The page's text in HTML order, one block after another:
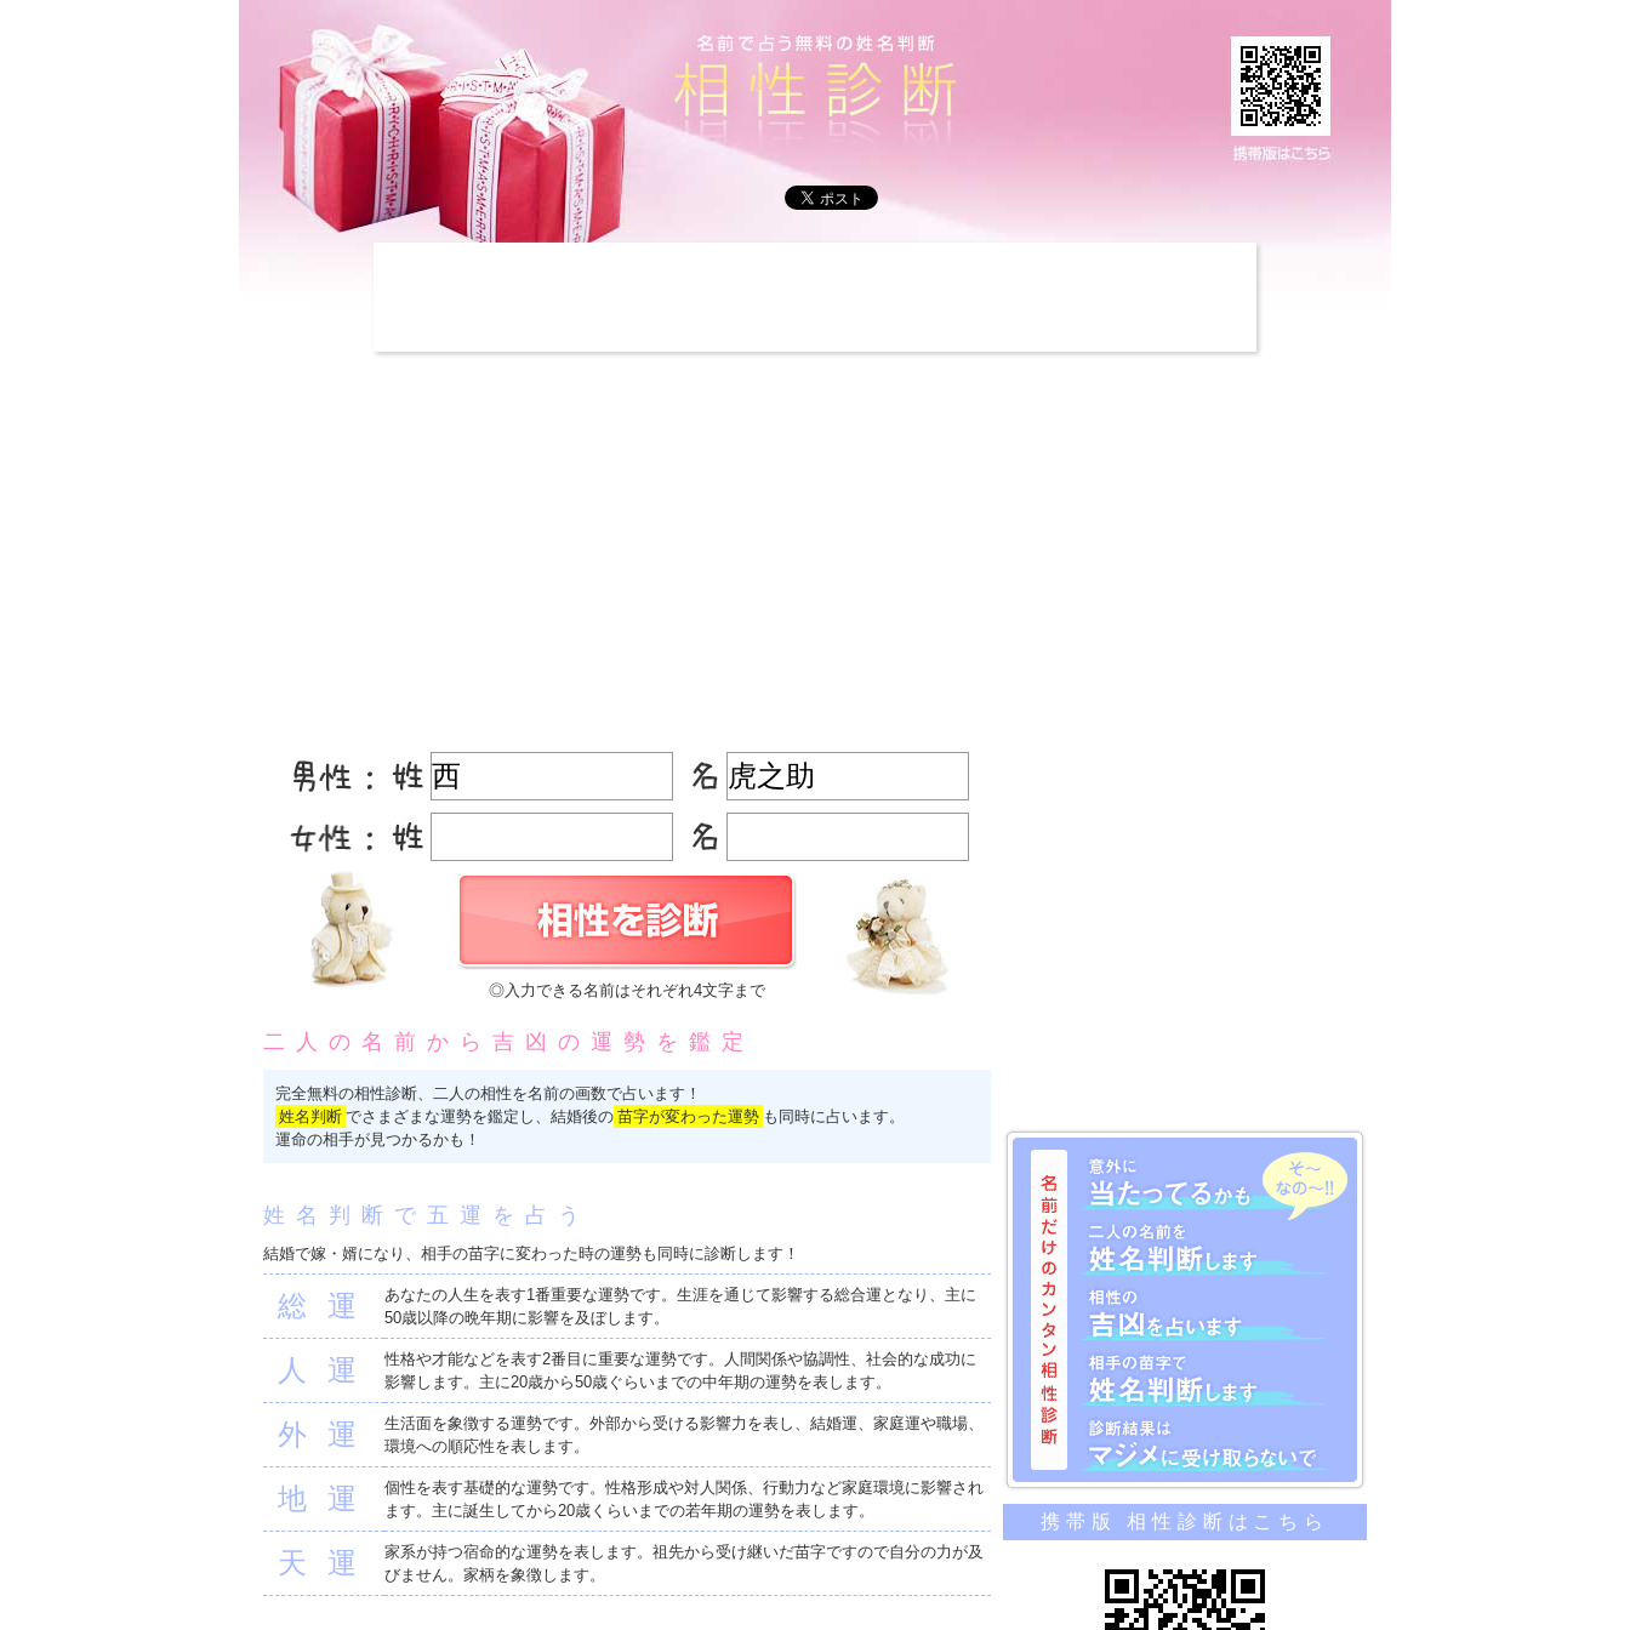
◎入力できる名前はそれぞれ4文字まで
二人の名前から吉凶の運勢を鑑定
完全無料の相性診断、二人の相性を名前の画数で占います！
姓名判断 でさまざまな運勢を鑑定し、結婚後の 苗字が変わった運勢 も同時に占います。
運命の相手が見つかるかも！
姓名判断で五運を占う
結婚で嫁・婿になり、相手の苗字に変わった時の運勢も同時に診断します！
総運
あなたの人生を表す1番重要な運勢です。生涯を通じて影響する総合運となり、主に
50歳以降の晩年期に影響を及ぼします。
人運
性格や才能などを表す2番目に重要な運勢です。人間関係や協調性、社会的な成功に
影響します。主に20歳から50歳ぐらいまでの中年期の運勢を表します。
外運
生活面を象徴する運勢です。外部から受ける影響力を表し、結婚運、家庭運や職場、
環境への順応性を表します。
地運
個性を表す基礎的な運勢です。性格形成や対人関係、行動力など家庭環境に影響され
ます。主に誕生してから20歳くらいまでの若年期の運勢を表します。
天運
家系が持つ宿命的な運勢を表します。祖先から受け継いだ苗字ですので自分の力が及
びません。家柄を象徴します。
名前だけのカンタン相性診断
意外に当たってるかも
二人の名前を姓名判断します
相性の吉凶を占います
相手の苗字で姓名判断します
携帯版 相性診断はこちら